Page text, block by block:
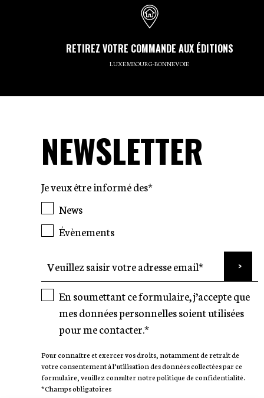
RETIREZ VOTRE COMMANDE AUX ÉDITIONS
LUXEMBOURG-BONNEVOIE
NEWSLETTER
Je veux être informé des*
News
Évènements
En soumettant ce formulaire, j’accepte que
mes données personnelles soient utilisées
pour me contacter.*
Pour connaître et exercer vos droits, notamment de retrait de
votre consentement à l’utilisation des données collectées par ce
formulaire, veuillez consulter notre politique de confidentialité.
*Champs obligatoires